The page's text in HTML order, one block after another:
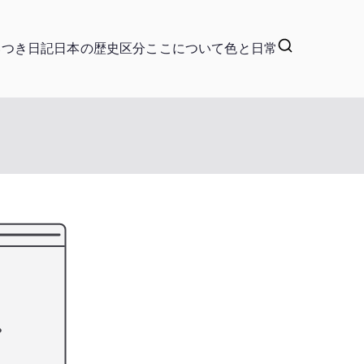
き日記日本の歴史区分ここについて色と日常